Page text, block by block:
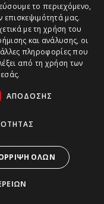
το περιεχόμενο,
επισκεψιμότητά μας.
με τη χρήση του
και ανάλυσης, οι
πληροφορίες που
από τη χρήση των
ΑΠΌΔΟΣΗΣ
ΌΛΩΝ